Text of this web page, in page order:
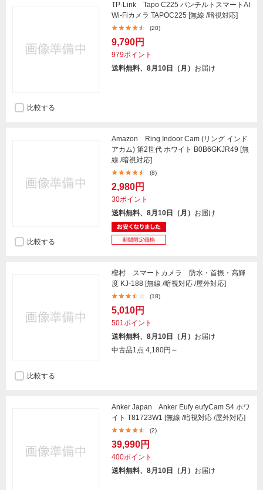
TP-Link Tapo C225 パンチルトスマートAI
Wi-Fiカメラ TAPOC225 [無線 /暗視対応]
(20)
9,790円
979ポイント
送料無料、8月10日（月） お届け
比較する
Amazon Ring Indoor Cam (リング インド
アカム) 第2世代 ホワイト B0B6GKJR49 [無
線 /暗視対応]
(8)
2,980円
30ポイント
送料無料、8月10日（月） お届け
比較する
樫村 スマートカメラ 防水・首振・高輝
度 KJ-188 [無線 /暗視対応 /屋外対応]
(18)
5,010円
501ポイント
送料無料、8月10日（月） お届け
中古品1点 4,180円～
比較する
Anker Japan Anker Eufy eufyCam S4 ホワ
イト T81723W1 [無線 /暗視対応 /屋外対応]
(2)
39,990円
400ポイント
送料無料、8月10日（月） お届け